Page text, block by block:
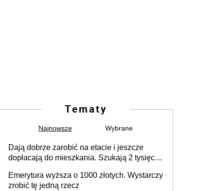
Tematy
Najnowsze Wybrane
Dają dobrze zarobić na etacie i jeszcze
dopłacają do mieszkania. Szukają 2 tysięcy
Emerytura wyższa o 1000 złotych. Wystarczy
zrobić tę jedną rzecz